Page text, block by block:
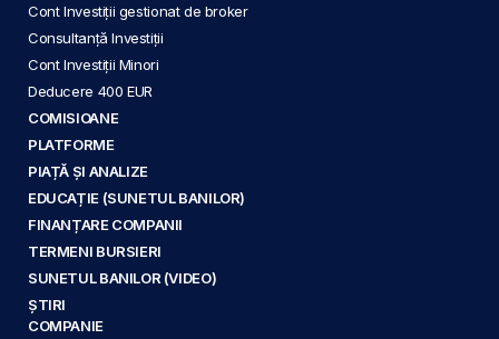
Cont Investiții gestionat de broker
Consultanță Investiții
Cont Investiții Minori
Deducere 400 EUR
COMISIOANE
PLATFORME
PIAȚĂ ȘI ANALIZE
EDUCAȚIE (SUNETUL BANILOR)
FINANȚARE COMPANII
TERMENI BURSIERI
SUNETUL BANILOR (VIDEO)
ȘTIRI
COMPANIE